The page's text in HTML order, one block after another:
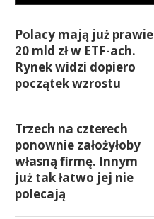
Polacy mają już prawie
20 mld zł w ETF-ach.
Rynek widzi dopiero
początek wzrostu
Trzech na czterech
ponownie założyłoby
własną firmę. Innym
już tak łatwo jej nie
polecają